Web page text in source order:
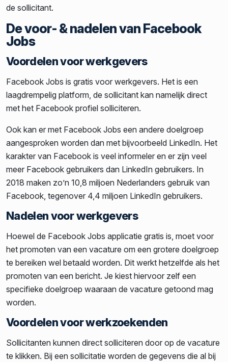
de sollicitant.
De voor- & nadelen van Facebook
Jobs
Voordelen voor werkgevers
Facebook Jobs is gratis voor werkgevers. Het is een
laagdrempelig platform, de sollicitant kan namelijk direct
met het Facebook profiel solliciteren.
Ook kan er met Facebook Jobs een andere doelgroep
aangesproken worden dan met bijvoorbeeld LinkedIn. Het
karakter van Facebook is veel informeler en er zijn veel
meer Facebook gebruikers dan LinkedIn gebruikers. In
2018 maken zo’n 10,8 miljoen Nederlanders gebruik van
Facebook, tegenover 4,4 miljoen LinkedIn gebruikers.
Nadelen voor werkgevers
Hoewel de Facebook Jobs applicatie gratis is, moet voor
het promoten van een vacature om een grotere doelgroep
te bereiken wel betaald worden. Dit werkt hetzelfde als het
promoten van een bericht. Je kiest hiervoor zelf een
specifieke doelgroep waaraan de vacature getoond mag
worden.
Voordelen voor werkzoekenden
Sollicitanten kunnen direct solliciteren door op de vacature
te klikken. Bij een sollicitatie worden de gegevens die al bij